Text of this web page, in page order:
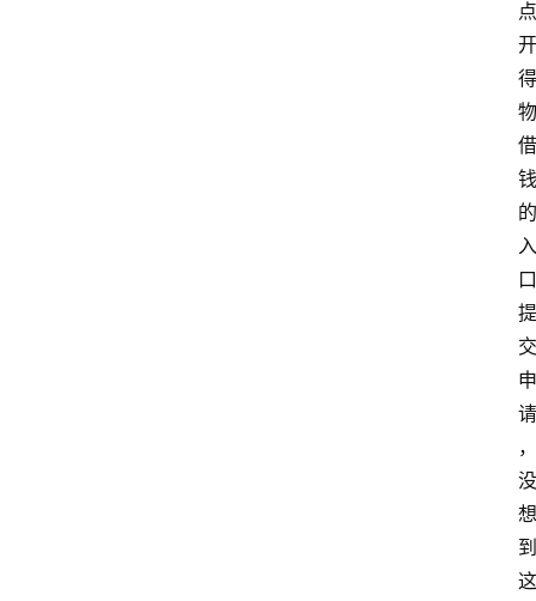
点
开
得
物
借
钱
的
入
口
提
交
申
请
，
没
想
到
这